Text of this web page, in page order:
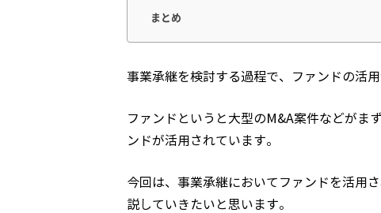
まとめ
事業承継を検討する過程で、ファンドの活
ファンドというと大型のM&A案件などがま
ンドが活用されています。
今回は、事業承継においてファンドを活用
説していきたいと思います。